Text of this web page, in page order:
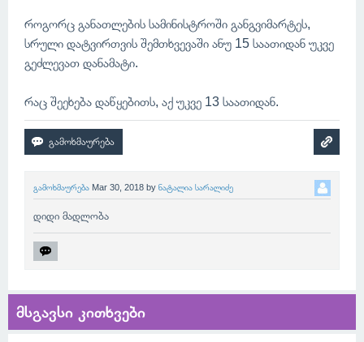
როგორც განათლების სამინისტროში განგვიმარტეს,
სრული დატვირთვის შემთხვევაში ანუ 15 საათიდან უკვე
გეძლევათ დანამატი.
რაც შეეხება დაწყებითს, აქ უკვე 13 საათიდან.
გამოხმაურება Mar 30, 2018 by ნატალია სარალიძე
დიდი მადლობა
მსგავსი კითხვები